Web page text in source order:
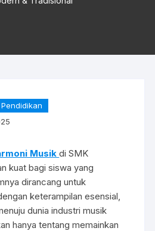
Pendidikan
Musikdi SMK
kuat bagi siswa yang
dirancang untuk
keterampilan esensial,
dunia industri musik
hanya tentang memainkan